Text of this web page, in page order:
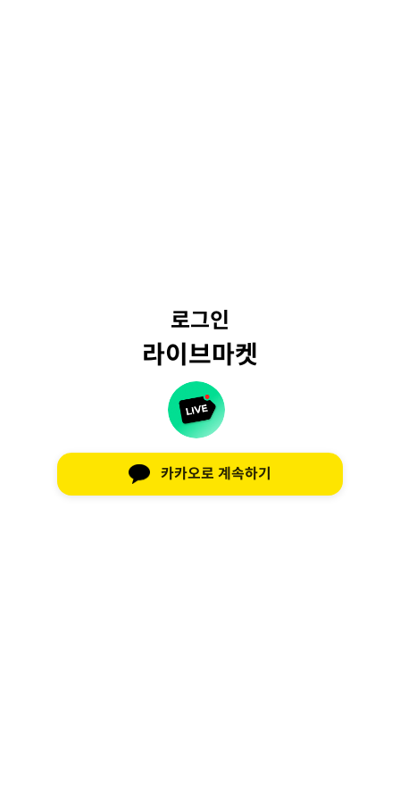
로그인
라이브마켓
카카오로 계속하기